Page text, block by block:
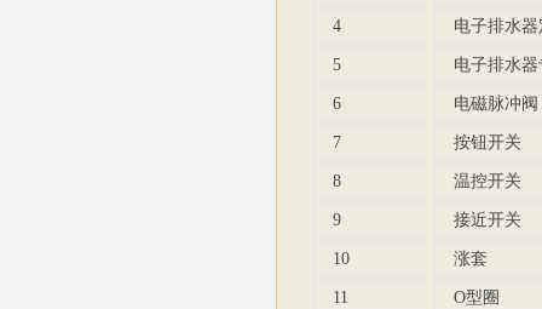
4 电子排水
5 电子排水
6 电磁脉冲阀
7 按钮开关
8 温控开关
9 接近开关
10 涨套
11 O型圈